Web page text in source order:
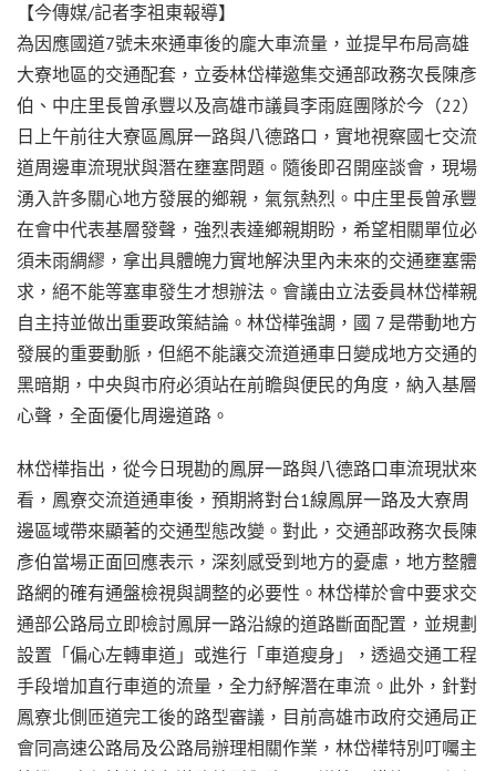
【今傳媒/記者李祖東報導】
為因應國道7號未來通車後的龐大車流量，並提早布局高雄
大寮地區的交通配套，立委林岱樺邀集交通部政務次長陳彥
伯、中庄里長曾承豐以及高雄市議員李雨庭團隊於今（22）
日上午前往大寮區鳳屏一路與八德路口，實地視察國七交流
道周邊車流現狀與潛在壅塞問題。隨後即召開座談會，現場
湧入許多關心地方發展的鄉親，氣氛熱烈。中庄里長曾承豐
在會中代表基層發聲，強烈表達鄉親期盼，希望相關單位必
須未雨綢繆，拿出具體魄力實地解決里內未來的交通壅塞需
求，絕不能等塞車發生才想辦法。會議由立法委員林岱樺親
自主持並做出重要政策結論。林岱樺強調，國 7 是帶動地方
發展的重要動脈，但絕不能讓交流道通車日變成地方交通的
黑暗期，中央與市府必須站在前瞻與便民的角度，納入基層
心聲，全面優化周邊道路。
林岱樺指出，從今日現勘的鳳屏一路與八德路口車流現狀來
看，鳳寮交流道通車後，預期將對台1線鳳屏一路及大寮周
邊區域帶來顯著的交通型態改變。對此，交通部政務次長陳
彥伯當場正面回應表示，深刻感受到地方的憂慮，地方整體
路網的確有通盤檢視與調整的必要性。林岱樺於會中要求交
通部公路局立即檢討鳳屏一路沿線的道路斷面配置，並規劃
設置「偏心左轉車道」或進行「車道瘦身」，透過交通工程
手段增加直行車道的流量，全力紓解潛在車流。此外，針對
鳳寮北側匝道完工後的路型審議，目前高雄市政府交通局正
會同高速公路局及公路局辦理相關作業，林岱樺特別叮囑主